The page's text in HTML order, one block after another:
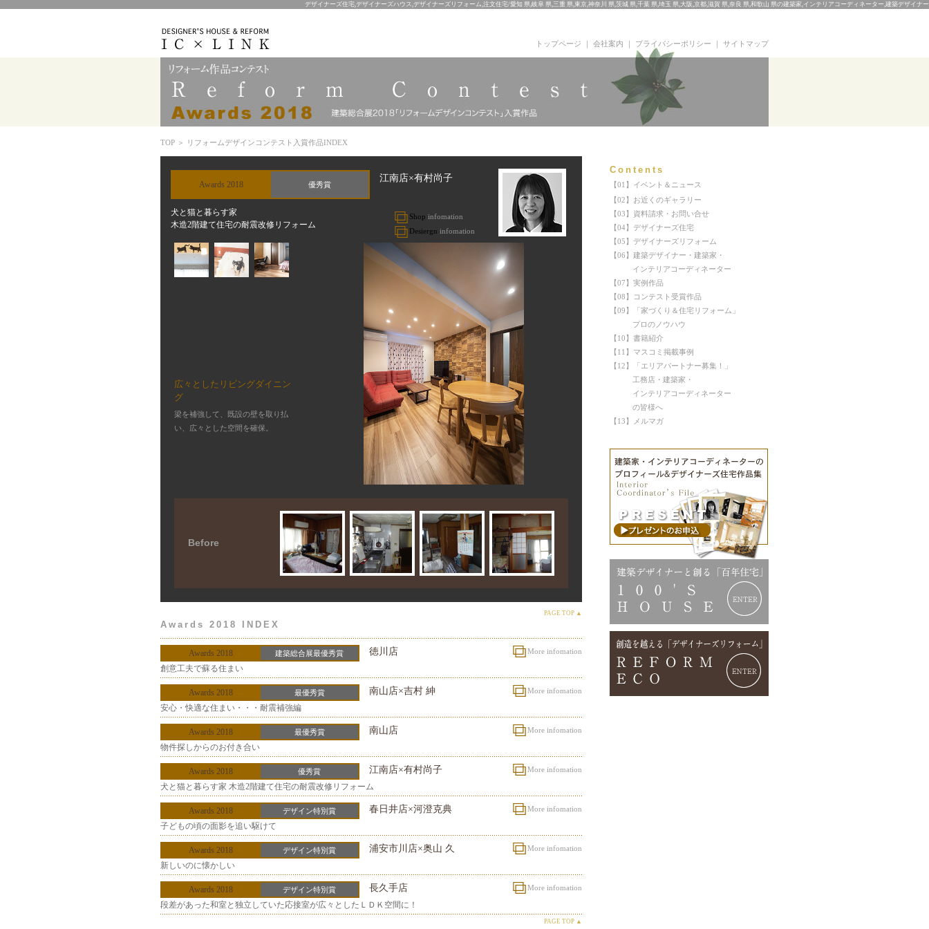
デザイナーズ住宅,デザイナーズハウス,デザイナーズリフォーム,注文住宅/愛知 県,岐阜 県,三重 県,東京,神奈川 県,茨城 県,千葉 県,埼玉 県,大阪,京都,滋賀 県,奈良 県,和歌山 県の建築家,インテリアコーディネーター,建築デザイナー
トップページ ｜ 会社案内 ｜ プライバシーポリシー ｜ サイトマップ
TOP ＞ リフォームデザインコンテスト入賞作品INDEX
Awards 2018 優秀賞
犬と猫と暮らす家
木造2階建て住宅の耐震改修リフォーム
江南店×有村尚子
Shop infomation
Desiergn infomation
広々としたリビングダイニン
グ
梁を補強して、既設の壁を取り払
い、広々とした空間を確保。
Before
PAGE TOP ▲
Awards 2018 INDEX
Awards 2018 建築総合展最優秀賞 徳川店 More infomation
創意工夫で蘇る住まい
Awards 2018 最優秀賞 南山店×吉村 紳 More infomation
安心・快適な住まい・・・耐震補強編
Awards 2018 最優秀賞 南山店 More infomation
物件探しからのお付き合い
Awards 2018 優秀賞 江南店×有村尚子 More infomation
犬と猫と暮らす家 木造2階建て住宅の耐震改修リフォーム
Awards 2018 デザイン特別賞 春日井店×河澄克典 More infomation
子どもの頃の面影を追い駆けて
Awards 2018 デザイン特別賞 浦安市川店×奥山 久 More infomation
新しいのに懐かしい
Awards 2018 デザイン特別賞 長久手店 More infomation
段差があった和室と独立していた応接室が広々としたＬＤＫ空間に！
PAGE TOP ▲
Contents
【01】イベント＆ニュース
【02】お近くのギャラリー
【03】資料請求・お問い合せ
【04】デザイナーズ住宅
【05】デザイナーズリフォーム
【06】建築デザイナー・建築家・
インテリアコーディネーター
【07】実例作品
【08】コンテスト受賞作品
【09】「家づくり＆住宅リフォーム」
プロのノウハウ
【10】書籍紹介
【11】マスコミ掲載事例
【12】「エリアパートナー募集！」
工務店・建築家・
インテリアコーディネーター
の皆様へ
【13】メルマガ